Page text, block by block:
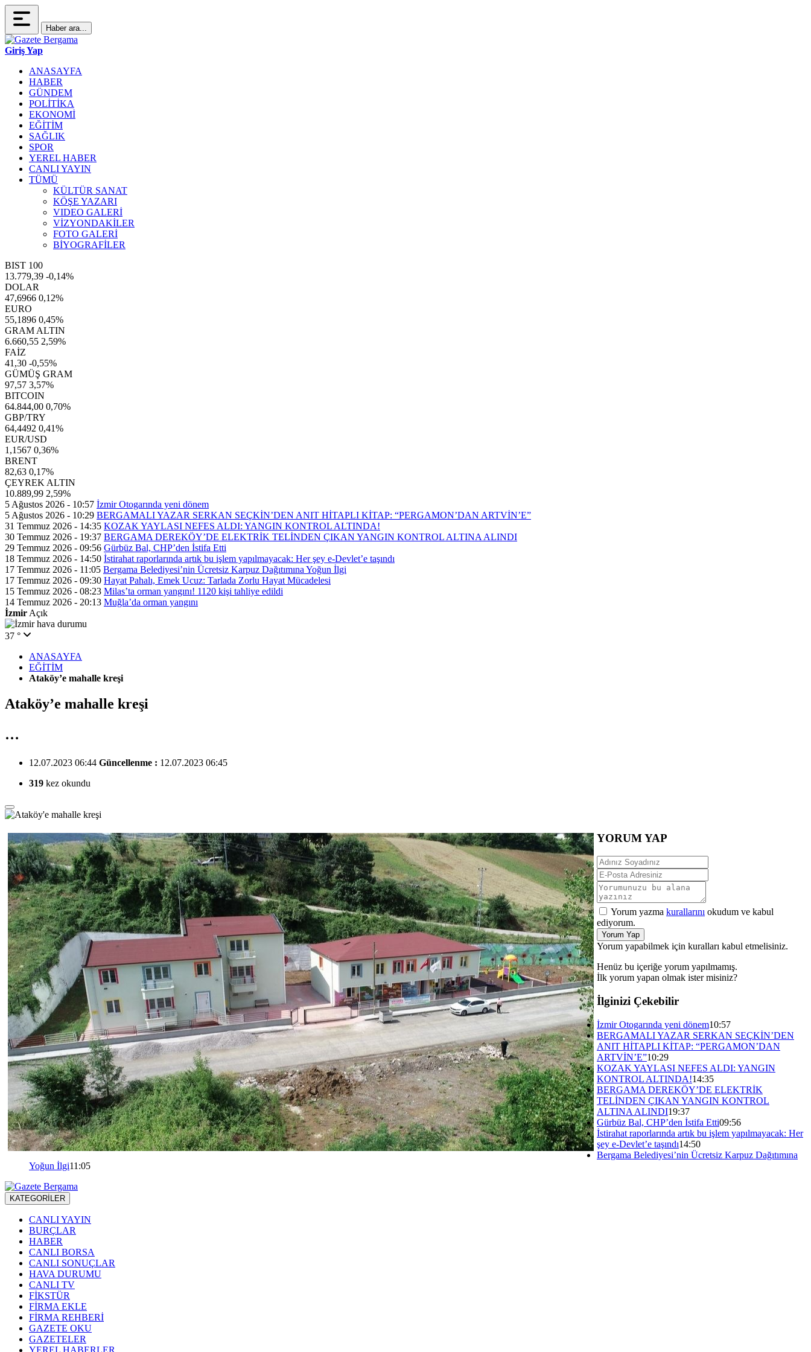
Haber ara...
Giriş Yap
ANASAYFA
HABER
GÜNDEM
POLİTİKA
EKONOMİ
EĞİTİM
SAĞLIK
SPOR
YEREL HABER
CANLI YAYIN
TÜMÜ
KÜLTÜR SANAT
KÖŞE YAZARI
VIDEO GALERİ
VİZYONDAKİLER
FOTO GALERİ
BİYOGRAFİLER
BIST 100
13.779,39 -0,14%
DOLAR
47,6966 0,12%
EURO
55,1896 0,45%
GRAM ALTIN
6.660,55 2,59%
FAİZ
41,30 -0,55%
GÜMÜŞ GRAM
97,57 3,57%
BITCOIN
64.844,00 0,70%
GBP/TRY
64,4492 0,41%
EUR/USD
1,1567 0,36%
BRENT
82,63 0,17%
ÇEYREK ALTIN
10.889,99 2,59%
5 Ağustos 2026 - 10:57 İzmir Otogarında yeni dönem
5 Ağustos 2026 - 10:29 BERGAMALI YAZAR SERKAN SEÇKİN’DEN ANIT HİTAPLI KİTAP: “PERGAMON’DAN ARTVİN’E”
31 Temmuz 2026 - 14:35 KOZAK YAYLASI NEFES ALDI: YANGIN KONTROL ALTINDA!
30 Temmuz 2026 - 19:37 BERGAMA DEREKÖY’DE ELEKTRİK TELİNDEN ÇIKAN YANGIN KONTROL ALTINA ALINDI
29 Temmuz 2026 - 09:56 Gürbüz Bal, CHP’den İstifa Etti
18 Temmuz 2026 - 14:50 İstirahat raporlarında artık bu işlem yapılmayacak: Her şey e-Devlet’e taşındı
17 Temmuz 2026 - 11:05 Bergama Belediyesi’nin Ücretsiz Karpuz Dağıtımına Yoğun İlgi
17 Temmuz 2026 - 09:30 Hayat Pahalı, Emek Ucuz: Tarlada Zorlu Hayat Mücadelesi
15 Temmuz 2026 - 08:23 Milas’ta orman yangını! 1120 kişi tahliye edildi
14 Temmuz 2026 - 20:13 Muğla’da orman yangını
İzmir Açık
37 °
ANASAYFA
EĞİTİM
Ataköy’e mahalle kreşi
Ataköy’e mahalle kreşi
…
12.07.2023 06:44 Güncellenme : 12.07.2023 06:45
319 kez okundu
YORUM YAP
Yorum yazma kurallarını okudum ve kabul
ediyorum.
Yorum Yap
Yorum yapabilmek için kuralları kabul etmelisiniz.
Henüz bu içeriğe yorum yapılmamış.
İlk yorum yapan olmak ister misiniz?
İlginizi Çekebilir
İzmir Otogarında yeni dönem10:57
BERGAMALI YAZAR SERKAN SEÇKİN’DEN
ANIT HİTAPLI KİTAP: “PERGAMON’DAN
ARTVİN’E”10:29
KOZAK YAYLASI NEFES ALDI: YANGIN
KONTROL ALTINDA!14:35
BERGAMA DEREKÖY’DE ELEKTRİK
TELİNDEN ÇIKAN YANGIN KONTROL
ALTINA ALINDI19:37
Gürbüz Bal, CHP’den İstifa Etti09:56
İstirahat raporlarında artık bu işlem yapılmayacak: Her
şey e-Devlet’e taşındı14:50
Bergama Belediyesi’nin Ücretsiz Karpuz Dağıtımına
Yoğun İlgi11:05
KATEGORİLER
CANLI YAYIN
BURÇLAR
HABER
CANLI BORSA
CANLI SONUÇLAR
HAVA DURUMU
CANLI TV
FİKSTÜR
FİRMA EKLE
FİRMA REHBERİ
GAZETE OKU
GAZETELER
YEREL HABERLER